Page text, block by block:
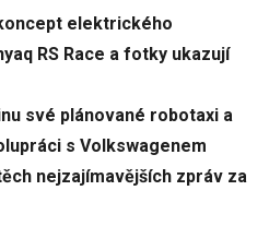
elektrického
RS Race a fotky ukazují
své plánované robotaxi a
s Volkswagenem
nejzajímavějších zpráv za